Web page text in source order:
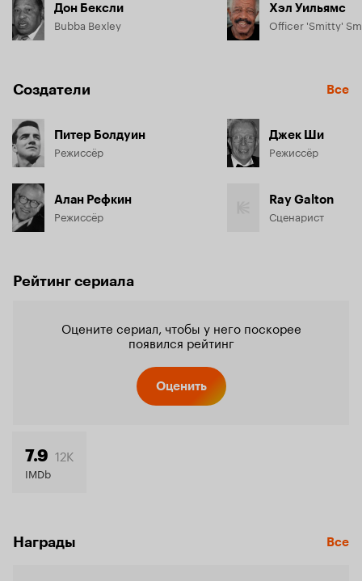
Дон Бексли
Bubba Bexley
Хэл Уильямс
Officer 'Smitty'
Создатели Все
Питер Болдуин
Режиссёр
Алан Рефкин
Режиссёр
Джек Ши
Режиссёр
Ray Galton
Сценарист
Рейтинг сериала
Оцените сериал, чтобы у него поскорее
появился рейтинг
Оценить
7.9 12K
IMDb
Награды Все